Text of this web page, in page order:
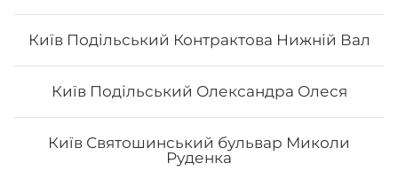
Київ Подільський Контрактова Нижній Вал
Київ Подільський Олександра Олеся
Київ Святошинський бульвар Миколи
Руденка
Вага: 725 г Склад: рол гриль голд 1/2, футомак з
смаженим тунцем 1/2, авокадо рол з печеним лососем
та манго 1/2, філадельфія гриль з манго 1/2, чіз рол 1/2
484₴